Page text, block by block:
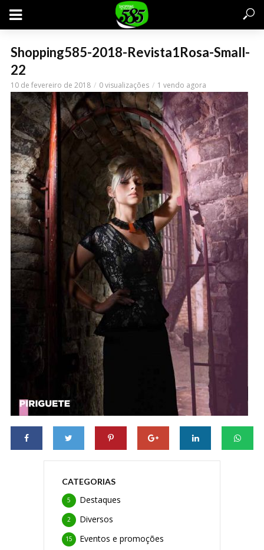
Shopping585-2018-Revista1Rosa-Small-
22
10 de fevereiro de 2018 0 visualizações 1 vendo agora
CATEGORIAS
Destaques
5
Diversos
2
Eventos e promoções
15